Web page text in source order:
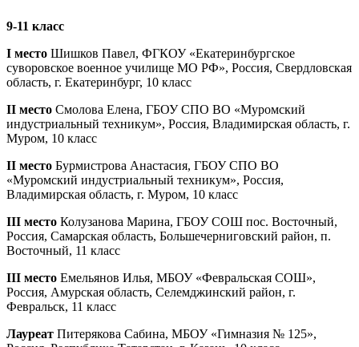
9-11 класс
I место Шишков Павел, ФГКОУ «Екатеринбургское
суворовское военное училище МО РФ», Россия, Свердловская
область, г. Екатеринбург, 10 класс
II место Смолова Елена, ГБОУ СПО ВО «Муромский
индустриальный техникум», Россия, Владимирская область, г.
Муром, 10 класс
II место Бурмистрова Анастасия, ГБОУ СПО ВО
«Муромский индустриальный техникум», Россия,
Владимирская область, г. Муром, 10 класс
III место Колузанова Марина, ГБОУ СОШ пос. Восточный,
Россия, Самарская область, Большечерниговский район, п.
Восточный, 11 класс
III место Емельянов Илья, МБОУ «Февральская СОШ»,
Россия, Амурская область, Селемджинский район, г.
Февральск, 11 класс
Лауреат Питерякова Сабина, МБОУ «Гимназия № 125»,